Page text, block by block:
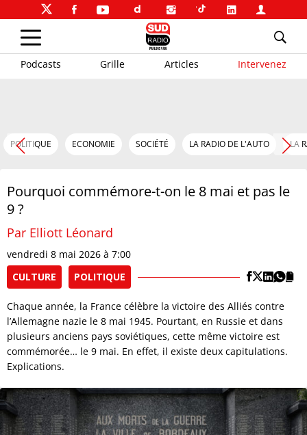
Podcasts Grille Articles Intervenez
POLITIQUE ECONOMIE SOCIÉTÉ LA RADIO DE L'AUTO LA
Pourquoi commémore-t-on le 8 mai et pas le
9 ?
Par Elliott Léonard
vendredi 8 mai 2026 à 7:00
CULTURE
POLITIQUE
Chaque année, la France célèbre la victoire des Alliés contre
l’Allemagne nazie le 8 mai 1945. Pourtant, en Russie et dans
plusieurs anciens pays soviétiques, cette même victoire est
commémorée… le 9 mai. En effet, il existe deux capitulations.
Explications.